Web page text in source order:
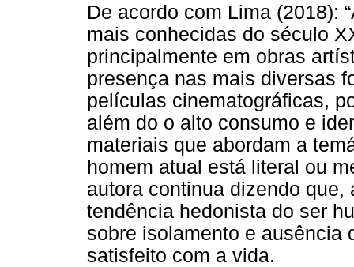
De acordo com Lima (2018):
mais conhecidas do século
principalmente em obras
presença nas mais diversas
películas cinematográficas,
além do o alto consumo e
materiais que abordam a
homem atual está literal ou
autora continua dizendo
tendência hedonista do ser
sobre isolamento e ausência
satisfeito com a vida.